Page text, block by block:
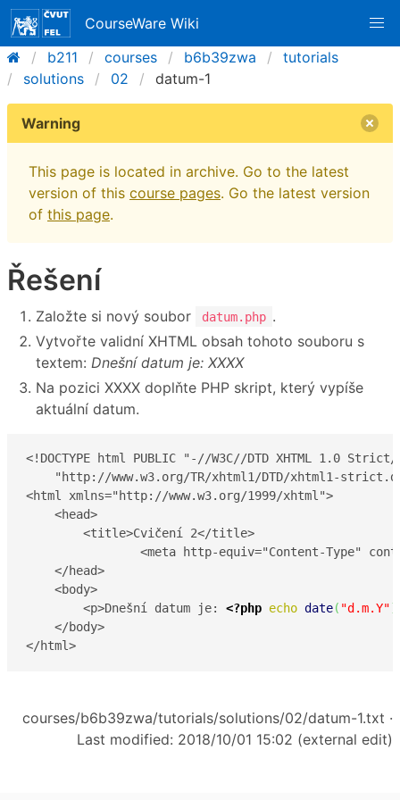
CourseWare Wiki
b211
courses b6b39zwa
tutorials
solutions
02 datum-1
Warning
This page is located in archive. Go to the latest
version of this course pages. Go the latest version
of this page.
Řešení
Založte si nový soubor datum.php .
Vytvořte validní XHTML obsah tohoto souboru s
textem: Dnešní datum je: XXXX
Na pozici XXXX doplňte PHP skript, který vypíše
aktuální datum.
<!DOCTYPE html PUBLIC "-//W3C//DTD XHTML 1.0
"http://www.w3.org/TR/xhtml1/DTD/xhtml1-
<html xmlns="http://www.w3.org/1999/xhtml">
    <head>
        <title>Cvičení 2</title>
    </head>
    <body>
        <p>Dnešní datum je:
<?php echo date( "d.m.Y")
    </body>
</html>
courses/b6b39zwa/tutorials/solutions/02/datum-1.txt ·
Last modified: 2018/10/01 15:02 (external edit)